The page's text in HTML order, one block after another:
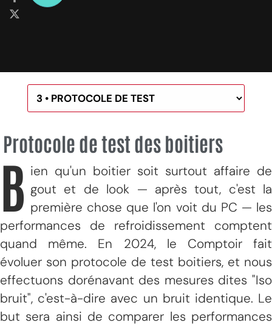
Protocole de test des boitiers
B ien qu'un boitier soit surtout affaire de
gout et de look — après tout, c'est la
première chose que l'on voit du PC — les
performances de refroidissement comptent
quand même. En 2024, le Comptoir fait
évoluer son protocole de test boitiers, et nous
effectuons dorénavant des mesures dites "Iso
bruit", c'est-à-dire avec un bruit identique. Le
but sera ainsi de comparer les performances